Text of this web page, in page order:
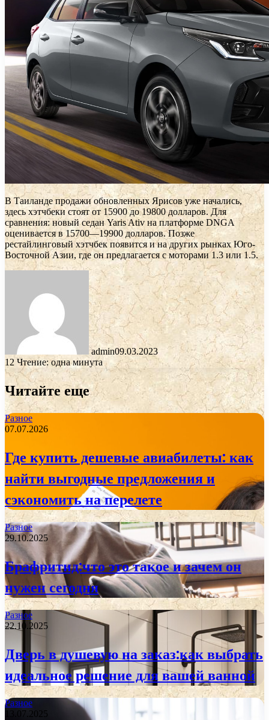
В Таиланде продажи обновленных Ярисов уже начались,
здесь хэтчбеки стоят от 15900 до 19800 долларов. Для
сравнения: новый седан Yaris Ativ на платформе DNGA
оценивается в 15700—19900 долларов. Позже
рестайлинговый хэтчбек появится и на других рынках Юго-
Восточной Азии, где он предлагается с моторами 1.3 или 1.5.
admin09.03.2023
12 Чтение: одна минута
Читайте еще
Разное
07.07.2026
Где купить дешевые авиабилеты: как
найти выгодные предложения и
сэкономить на перелете
Разное
29.10.2025
Брафритид:что это такое и зачем он
нужен сегодня
Разное
22.10.2025
Дверь в душевую на заказ:как выбрать
идеальное решение для вашей ванной
Разное
13.07.2025